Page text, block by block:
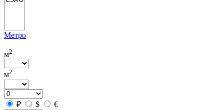
Метро
м2
м2
₽ $ €